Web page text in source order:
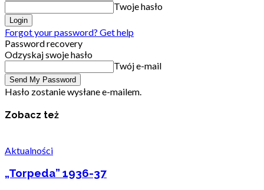
Twoje hasło
Forgot your password? Get help
Password recovery
Odzyskaj swoje hasło
Twój e-mail
Hasło zostanie wysłane e-mailem.
Zobacz też
Aktualności
„Torpeda” 1936-37